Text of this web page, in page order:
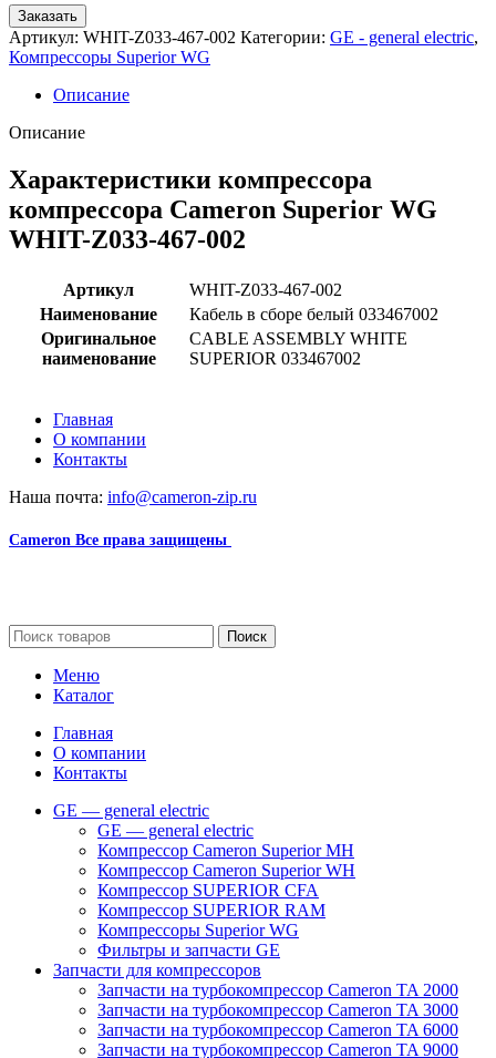
Заказать
Артикул: WHIT-Z033-467-002 Категории: GE - general electric,
Компрессоры Superior WG
Описание
Описание
Характеристики компрессора
компрессора Cameron Superior WG
WHIT-Z033-467-002
Артикул
WHIT-Z033-467-002
Наименование
Кабель в сборе белый 033467002
Оригинальное
наименование
CABLE ASSEMBLY WHITE
SUPERIOR 033467002
Главная
О компании
Контакты
Наша почта: info@cameron-zip.ru
Cameron Все права защищены
Поиск
Меню
Каталог
Главная
О компании
Контакты
GE — general electric
GE — general electric
Компрессор Cameron Superior MH
Компрессор Cameron Superior WH
Компрессор SUPERIOR CFA
Компрессор SUPERIOR RAM
Компрессоры Superior WG
Фильтры и запчасти GE
Запчасти для компрессоров
Запчасти на турбокомпрессор Cameron TA 2000
Запчасти на турбокомпрессор Cameron TA 3000
Запчасти на турбокомпрессор Cameron TA 6000
Запчасти на турбокомпрессор Cameron TA 9000